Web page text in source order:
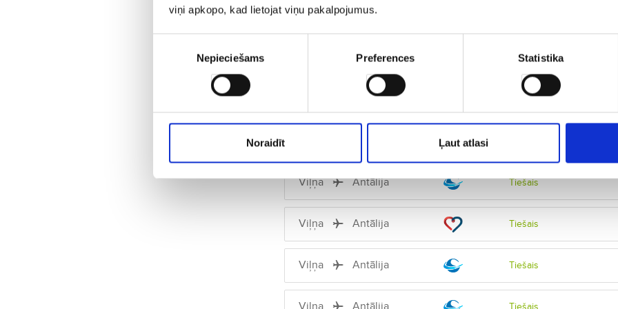
viņi apkopo, kad lietojat viņu pakalpojumus.
Nepieciešams Preferences Statistika
Noraidīt Ļaut atlasi
Viļņa Antālija
Antālija Tiešais
Antālija Tiešais
Viļņa Antālija Tiešais
Viļņa Antālija Tiešais
Viļņa Antālija Tiešais
Viļņa Antālija Tiešais